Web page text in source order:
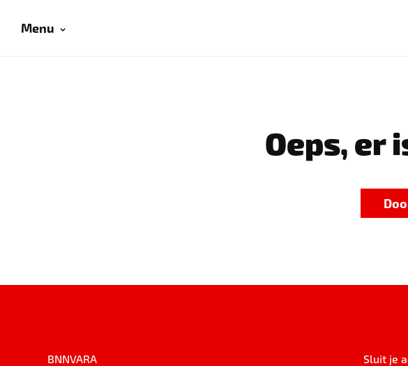
Menu
Oeps, er
BNNVARA Sluit je